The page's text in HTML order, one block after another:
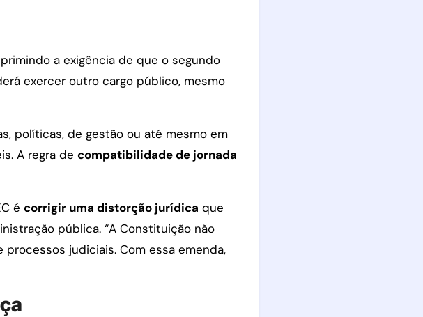
a exigência de que o segundo
exercer outro cargo público, mesmo
políticas, de gestão ou até mesmo em
A regra de compatibilidade de jornada
é corrigir uma distorção jurídica que
pública. “A Constituição não
judiciais. Com essa emenda,